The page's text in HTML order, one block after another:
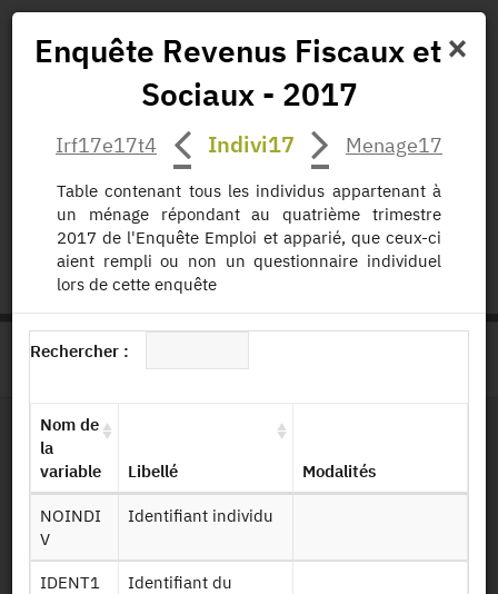
Missions
status.io EN | FR
>
Dessin de fichier
Identifiant persistant (DOI)
×
Enquête Revenus Fiscaux et
Sociaux - 2017
Irf17e17t4 Indivi17 Menage17
Table contenant tous les individus appartenant à
un ménage répondant au quatrième trimestre
2017 de l'Enquête Emploi et apparié, que ceux-ci
aient rempli ou non un questionnaire individuel
lors de cette enquête
Rechercher :
Nom de
la
variable
Libellé Modalités
NOINDI
V
Identifiant individu
IDENT1
Identifiant du